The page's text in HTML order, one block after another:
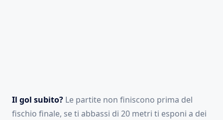
Il gol subito? Le partite non finiscono prima del
fischio finale, se ti abbassi di 20 metri ti esponi a dei